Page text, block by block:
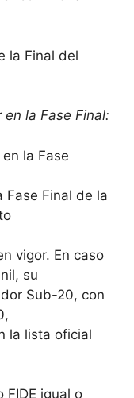
la Final del
la Fase Final:
la Fase
Fase Final de la
vigor. En caso
su
Sub-20, con
la lista oficial
FIDE igual o